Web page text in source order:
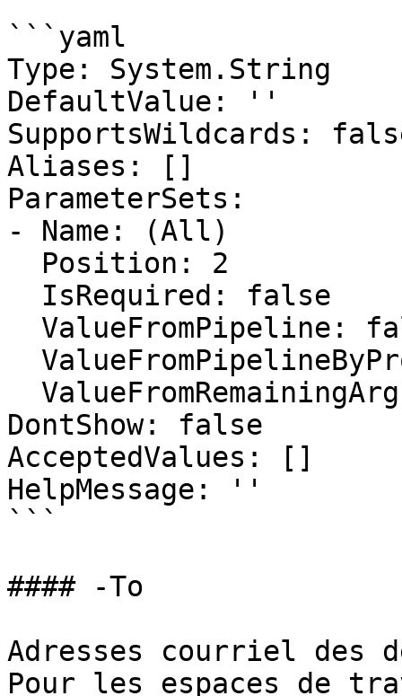
```yaml
Type: System.String
DefaultValue: ''
SupportsWildcards:
Aliases: []
ParameterSets:
- Name: (All)
DontShow: false
AcceptedValues: []
HelpMessage: ''
```
#### -To
Adresses courriel des
Pour les espaces de